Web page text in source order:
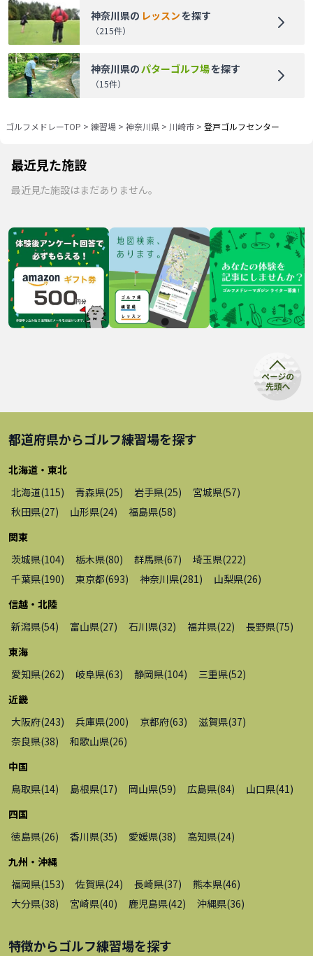
神奈川県の レッスンを探す
（215件）
神奈川県の パターゴルフ場を探す
（15件）
ゴルフメドレーTOP > 練習場 > 神奈川県 > 川崎市 > 登戸ゴルフセンター
最近見た施設
最近見た施設はまだありません。
都道府県からゴルフ練習場を探す
北海道・東北
北海道(115) 青森県(25) 岩手県(25) 宮城県(57)
秋田県(27) 山形県(24) 福島県(58)
関東
茨城県(104) 栃木県(80) 群馬県(67) 埼玉県(222)
千葉県(190) 東京都(693) 神奈川県(281 ) 山梨県(26)
信越・北陸
新潟県(54) 富山県(27) 石川県(32) 福井県(22) 長野県(75)
東海
愛知県(262) 岐阜県(63) 静岡県(104) 三重県(52)
近畿
大阪府(243) 兵庫県(200) 京都府(63) 滋賀県(37)
奈良県(38) 和歌山県(26)
中国
鳥取県(14) 島根県(17) 岡山県(59) 広島県(84) 山口県(41 )
四国
徳島県(26) 香川県(35) 愛媛県(38) 高知県(24)
九州・沖縄
福岡県(153) 佐賀県(24) 長崎県(37) 熊本県(46)
大分県(38) 宮崎県(40) 鹿児島県(42) 沖縄県(36)
特徴からゴルフ練習場を探す